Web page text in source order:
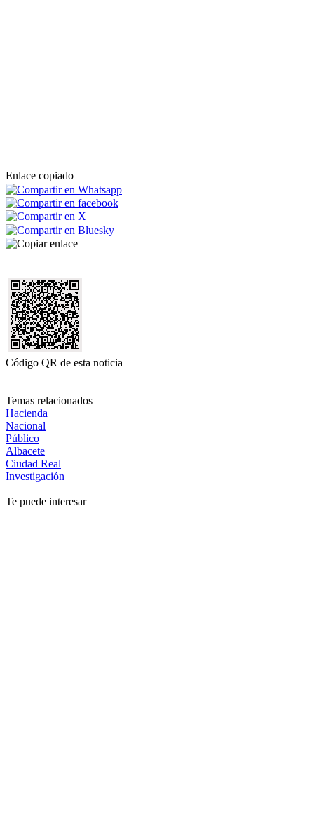
Enlace copiado
Código QR de esta noticia
Temas relacionados
Hacienda
Nacional
Público
Albacete
Ciudad Real
Investigación
Te puede interesar